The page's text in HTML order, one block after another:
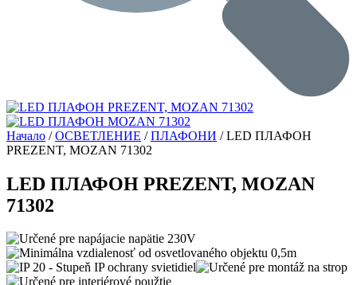
Начало /ОСВЕТЛЕНИЕ /ПЛАФОНИ / LED ПЛАФОН
PREZENT, MOZAN 71302
LED ПЛАФОН PREZENT, MOZAN
71302